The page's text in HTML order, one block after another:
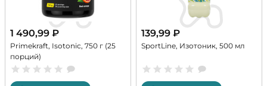
1 490,99 ₽
Primekraft, Isotonic, 750 г (25
порций)
139,99 ₽
SportLine, Изотоник, 500 мл